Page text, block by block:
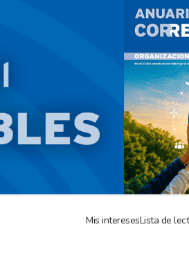
Mis interesesLista de